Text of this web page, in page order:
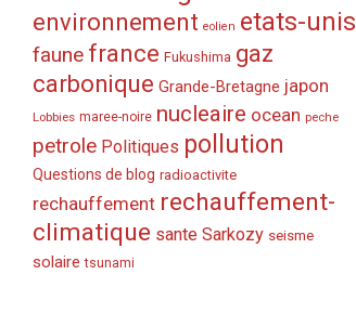
environnement eolien etats-unis
faune france Fukushima gaz
carbonique Grande-Bretagne japon
Lobbies maree-noire nucleaire ocean peche
petrole Politiques pollution
Questions de blog radioactivite
rechauffement rechauffement-
climatique sante Sarkozy seisme
solaire tsunami